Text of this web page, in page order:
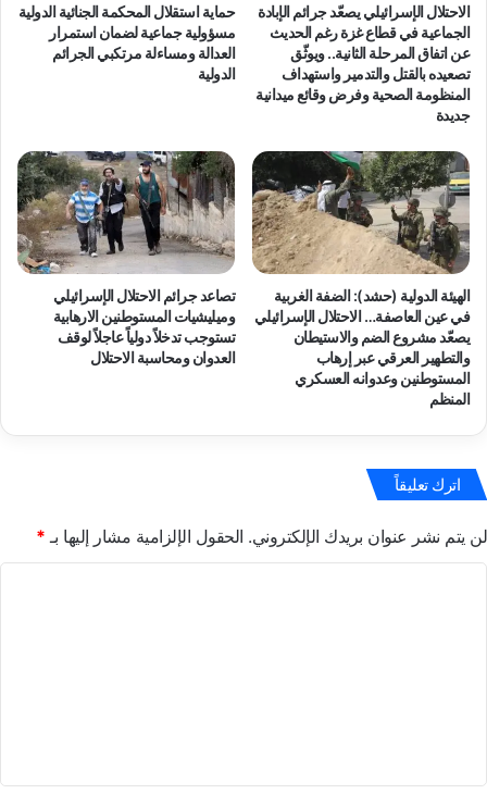
الاحتلال الإسرائيلي يصعّد جرائم الإبادة
الجماعية في قطاع غزة رغم الحديث
عن اتفاق المرحلة الثانية.. ويوثّق
تصعيده بالقتل والتدمير واستهداف
المنظومة الصحية وفرض وقائع ميدانية
جديدة
حماية استقلال المحكمة الجنائية الدولية
مسؤولية جماعية لضمان استمرار
العدالة ومساءلة مرتكبي الجرائم
الدولية
الهيئة الدولية (حشد): الضفة الغربية
في عين العاصفة… الاحتلال الإسرائيلي
يصعّد مشروع الضم والاستيطان
والتطهير العرقي عبر إرهاب
المستوطنين وعدوانه العسكري
المنظم
تصاعد جرائم الاحتلال الإسرائيلي
وميليشيات المستوطنين الارهابية
تستوجب تدخلاً دولياً عاجلاً لوقف
العدوان ومحاسبة الاحتلال
اترك تعليقاً
لن يتم نشر عنوان بريدك الإلكتروني. الحقول الإلزامية مشار إليها بـ *